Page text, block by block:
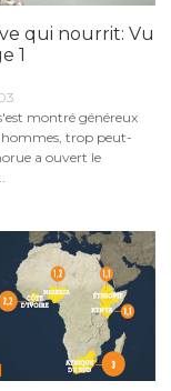
qui nourrit: Vu
1
montré généreux
hommes, trop peut-
a ouvert le